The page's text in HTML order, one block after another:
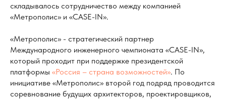
складывалось сотрудничество между компанией
«Метрополис» и «CASE-IN».
«Метрополис» - стратегический партнер
Международного инженерного чемпионата «CASE-IN»,
который проходит при поддержке президентской
платформы «Россия – страна возможностей». По
инициативе «Метрополис» второй год подряд проводится
соревнование будущих архитекторов, проектировщиков,